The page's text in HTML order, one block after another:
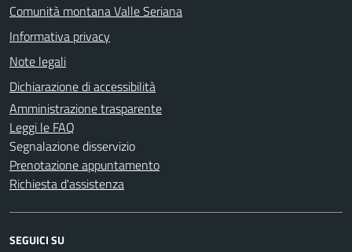
Comunità montana Valle Seriana
Informativa privacy
Note legali
Dichiarazione di accessibilità
Amministrazione trasparente
Leggi le FAQ
Segnalazione disservizio
Prenotazione appuntamento
Richiesta d'assistenza
SEGUICI SU